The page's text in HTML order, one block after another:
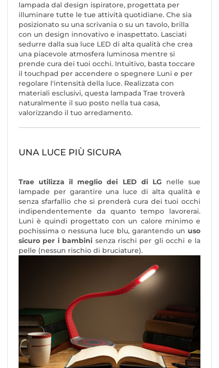
lampada dal design ispiratore, progettata per
illuminare tutte le tue attività quotidiane. Che sia
posizionato su una scrivania o su un tavolo, brilla
con un design innovativo e inaspettato. Lasciati
sedurre dalla sua luce LED di alta qualità che crea
una piacevole atmosfera luminosa mentre si
prende cura dei tuoi occhi. Intuitivo, basta toccare
il touchpad per accendere o spegnere Luni e per
regolare l'intensità della luce. Realizzata con
materiali esclusivi, questa lampada Trae troverà
naturalmente il suo posto nella tua casa,
valorizzando il tuo arredamento.
UNA LUCE PIÙ SICURA
Trae utilizza il meglio dei LED di LG nelle sue
lampade per garantire una luce di alta qualità e
senza sfarfallio che si prenderà cura dei tuoi occhi
indipendentemente da quanto tempo lavorerai.
Luni è quindi progettato con un calore minimo e
pochissima o nessuna luce blu, garantendo un uso
sicuro per i bambini senza rischi per gli occhi e la
pelle (nessun rischio di bruciature).